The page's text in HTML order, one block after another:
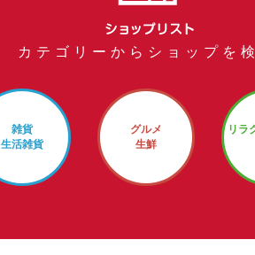
カテゴリーからショップを
雑貨
生活雑貨
グルメ
生鮮
リラ